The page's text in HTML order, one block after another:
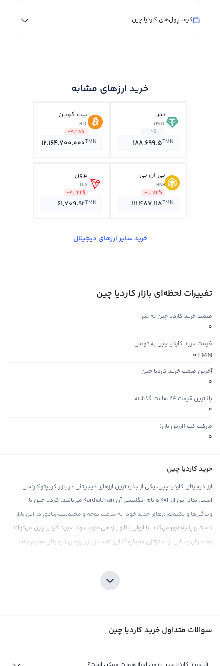
کیف پول‌های کاردیا چین
خرید ارزهای مشابه
تتر
USDT
0%
188,699.5TMN
بیت کوین
BTC
-0.48%
12,164,700,000TMN
بی ان بی
BNB
-1.284%
111,487,118TMN
ترون
TRX
-0.244%
61,709.92TMN
خرید سایر ارزهای دیجیتال
تغییرات لحظه‌ای بازار کاردیا چین
قیمت خرید کاردیا چین به تتر
0
قیمت خرید کاردیا چین به تومان
TMN
0
آخرین قیمت خرید کاردیا چین
0
بالاترین قیمت ۲۴ ساعت گذشته
0
مارکت کپ (ارزش بازار)
0
خرید کاردیا چین
ارز دیجیتال کاردیا چین، یکی از جدیدترین ارزهای دیجیتالی در بازار کریپتوکارنسی
است. نماد این ارز KAI و نام انگلیسی آن KardiaChain می‌باشد. کاردیا چین با
ویژگی‌ها و تکنولوژی‌های جدید خود، به سرعت توجه و محبوبیت زیادی در این بازار
دست و پنجه نرم می‌کند. با ارزش بالا و بازدهی خوب خود، خرید کاردیا چین می‌تواند
به عنوان بخشی از استراتژی سرمایه‌گذاری شما در بازار ارزهای دیجیتال مطرح باشد.
است. با ارائه قیمت‌های رقابتی و کارمزد مناسب، این صرافی به شما اطمینان خاطر و
تجربه ایده‌آلی را در خرید ارز دیجیتال بخشیده است. همچنین، وینس با توجه به
کمک کند.
در این ارز ظرفیت بالایی برای بازدهی خوب دارد. اما توجه داشته باشید که مانند سایر
سوالات متداول خرید کاردیا چین